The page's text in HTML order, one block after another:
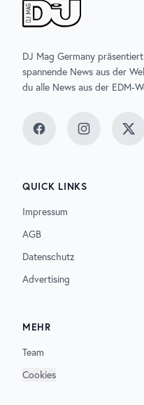
DJ Mag Germany
spannende News aus der
du alle News aus der EDM-
FacebookInstagram
QUICK LINKS
Impressum
AGB
Datenschutz
Advertising
MEHR
Team
Cookies